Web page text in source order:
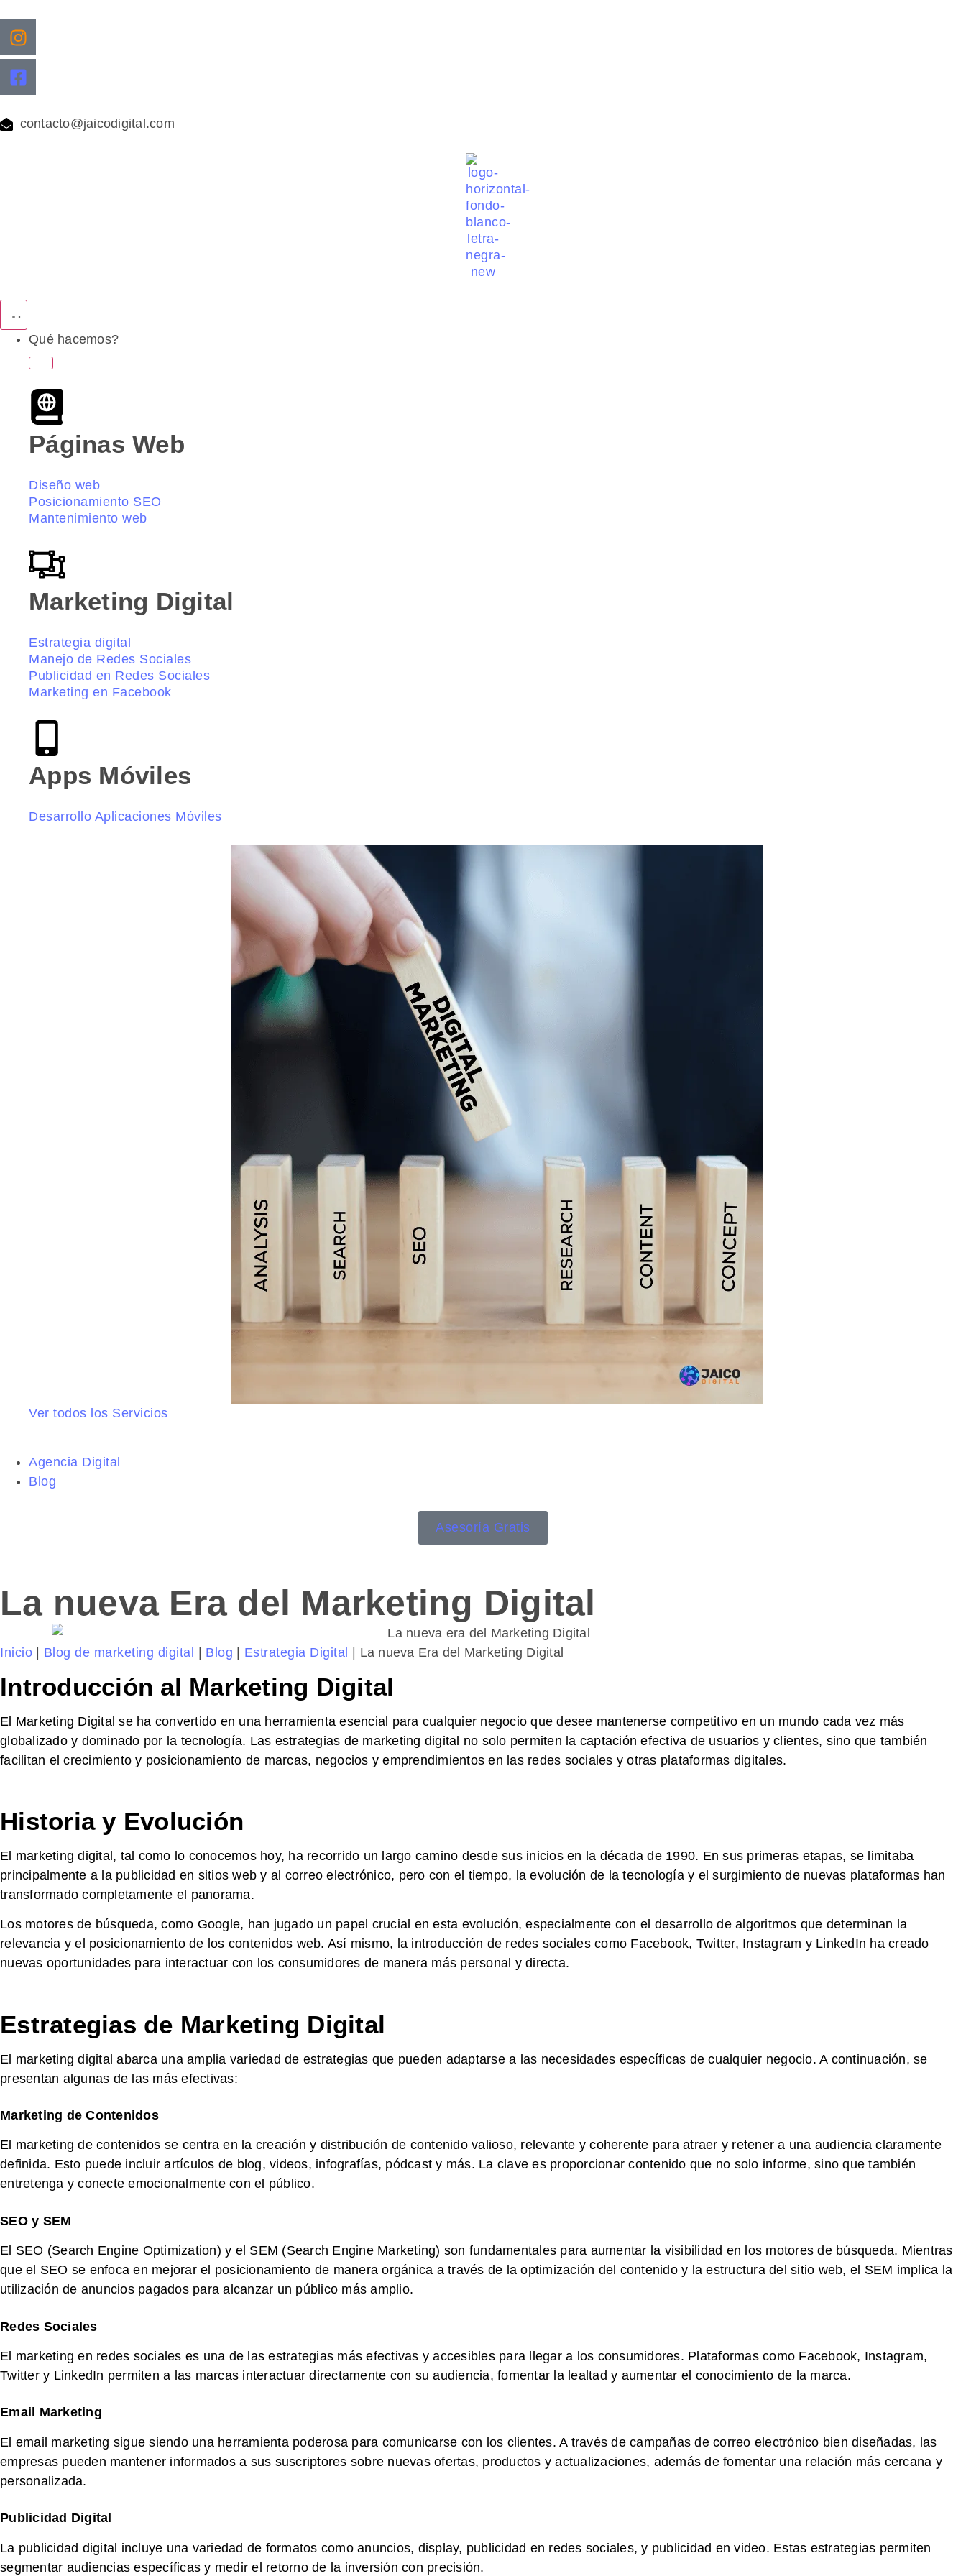
contacto@jaicodigital.com
Qué hacemos?
Páginas Web
Diseño web
Posicionamiento SEO
Mantenimiento web
Marketing Digital
Estrategia digital
Manejo de Redes Sociales
Publicidad en Redes Sociales
Marketing en Facebook
Apps Móviles
Desarrollo Aplicaciones Móviles
Ver todos los Servicios
Agencia Digital
Blog
Asesoría Gratis
La nueva Era del Marketing Digital
Inicio Blog de marketing digital Blog Estrategia Digital La nueva Era del Marketing Digital
Introducción al Marketing Digital
El Marketing Digital se ha convertido en una herramienta esencial para cualquier negocio que desee mantenerse competitivo en un mundo cada vez más
globalizado y dominado por la tecnología. Las estrategias de marketing digital no solo permiten la captación efectiva de usuarios y clientes, sino que también
facilitan el crecimiento y posicionamiento de marcas, negocios y emprendimientos en las redes sociales y otras plataformas digitales.
Historia y Evolución
El marketing digital, tal como lo conocemos hoy, ha recorrido un largo camino desde sus inicios en la década de 1990. En sus primeras etapas, se limitaba
principalmente a la publicidad en sitios web y al correo electrónico, pero con el tiempo, la evolución de la tecnología y el surgimiento de nuevas plataformas han
transformado completamente el panorama.
Los motores de búsqueda, como Google, han jugado un papel crucial en esta evolución, especialmente con el desarrollo de algoritmos que determinan la
relevancia y el posicionamiento de los contenidos web. Así mismo, la introducción de redes sociales como Facebook, Twitter, Instagram y LinkedIn ha creado
nuevas oportunidades para interactuar con los consumidores de manera más personal y directa.
Estrategias de Marketing Digital
El marketing digital abarca una amplia variedad de estrategias que pueden adaptarse a las necesidades específicas de cualquier negocio. A continuación, se
presentan algunas de las más efectivas:
Marketing de Contenidos
El marketing de contenidos se centra en la creación y distribución de contenido valioso, relevante y coherente para atraer y retener a una audiencia claramente
definida. Esto puede incluir artículos de blog, videos, infografías, pódcast y más. La clave es proporcionar contenido que no solo informe, sino que también
entretenga y conecte emocionalmente con el público.
SEO y SEM
El SEO (Search Engine Optimization) y el SEM (Search Engine Marketing) son fundamentales para aumentar la visibilidad en los motores de búsqueda. Mientras
que el SEO se enfoca en mejorar el posicionamiento de manera orgánica a través de la optimización del contenido y la estructura del sitio web, el SEM implica la
utilización de anuncios pagados para alcanzar un público más amplio.
Redes Sociales
El marketing en redes sociales es una de las estrategias más efectivas y accesibles para llegar a los consumidores. Plataformas como Facebook, Instagram,
Twitter y LinkedIn permiten a las marcas interactuar directamente con su audiencia, fomentar la lealtad y aumentar el conocimiento de la marca.
Email Marketing
El email marketing sigue siendo una herramienta poderosa para comunicarse con los clientes. A través de campañas de correo electrónico bien diseñadas, las
empresas pueden mantener informados a sus suscriptores sobre nuevas ofertas, productos y actualizaciones, además de fomentar una relación más cercana y
personalizada.
Publicidad Digital
La publicidad digital incluye una variedad de formatos como anuncios, display, publicidad en redes sociales, y publicidad en video. Estas estrategias permiten
segmentar audiencias específicas y medir el retorno de la inversión con precisión.